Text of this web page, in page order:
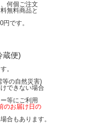
何個ご注文
無料商品と
です。
蔵便)
。
の自然災害)
できない場合
等にご利用
のお届け日の
合もあります。